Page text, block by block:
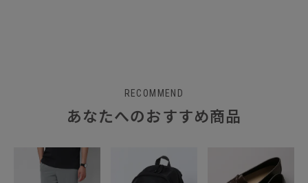
RECOMMEND
あなたへのおすすめ商品